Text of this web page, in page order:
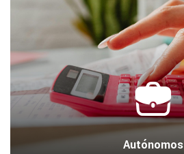
Autónomos